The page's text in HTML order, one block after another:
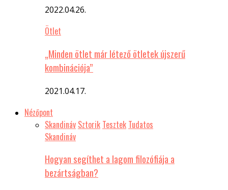
2022.04.26.
Ötlet
„Minden ötlet már létező ötletek újszerű
kombinációja”
2021.04.17.
Nézőpont
Skandináv Sztorik Tesztek Tudatos
Skandináv
Hogyan segíthet a lagom filozófiája a
bezártságban?